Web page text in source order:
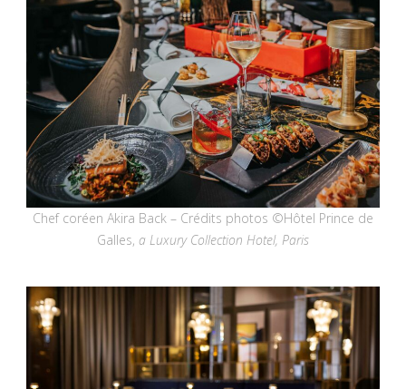
Chef coréen Akira Back – Crédits photos ©Hôtel Prince de
Galles, a Luxury Collection Hotel, Paris